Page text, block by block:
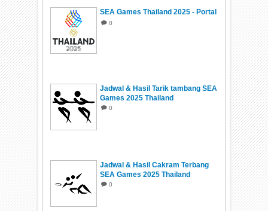
SEA Games Thailand 2025 - Portal
0
Jadwal & Hasil Tarik tambang SEA
Games 2025 Thailand
0
Jadwal & Hasil Cakram Terbang
SEA Games 2025 Thailand
0